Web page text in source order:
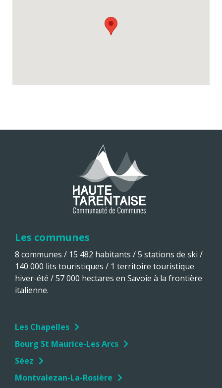
Les communes
8 communes / 15 482 habitants / 5 stations de ski /
140 000 lits touristiques / 1 territoire touristique
hiver-été / 57 000 hectares en Savoie à la frontière
italienne.
Les Chapelles
Bourg St Maurice-Les Arcs
Séez
Montvalezan-La-Rosière